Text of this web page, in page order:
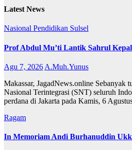
Latest News
Nasional Pendidikan Sulsel
Prof Abdul Mu’ti Lantik Sahrul
Agu 7, 2026 A.Muh.Yunus
Makassar, JagadNews.online Sebanyak
Nasional Terintegrasi (SNT) seluruh
perdana di Jakarta pada Kamis, 6
Ragam
In Memoriam Andi Burhanuddin